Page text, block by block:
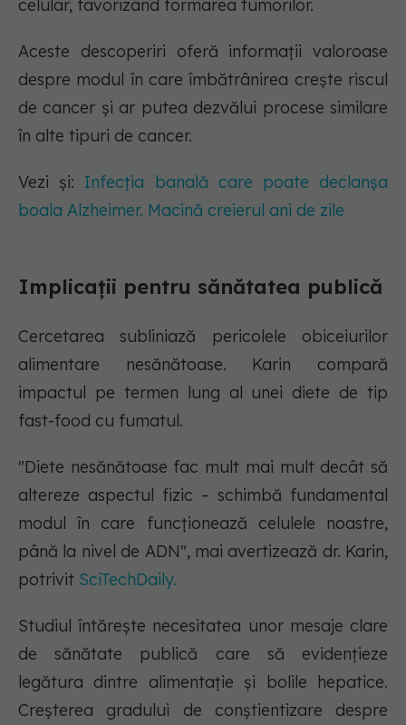
celular, favorizând formarea tumorilor.
Aceste descoperiri oferă informații valoroase
despre modul în care îmbătrânirea crește riscul
de cancer și ar putea dezvălui procese similare
în alte tipuri de cancer.
Vezi și: Infecția banală care poate declanșa
boala Alzheimer. Macină creierul ani de zile
Implicații pentru sănătatea publică
Cercetarea subliniază pericolele obiceiurilor
alimentare nesănătoase. Karin compară
impactul pe termen lung al unei diete de tip
fast-food cu fumatul.
"Diete nesănătoase fac mult mai mult decât să
altereze aspectul fizic – schimbă fundamental
modul în care funcționează celulele noastre,
până la nivel de ADN", mai avertizează dr. Karin,
potrivit SciTechDaily.
Studiul întărește necesitatea unor mesaje clare
de sănătate publică care să evidențieze
legătura dintre alimentație și bolile hepatice.
Creșterea gradului de conștientizare despre